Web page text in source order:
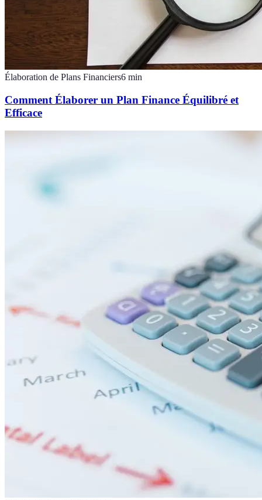
Élaboration de Plans Financiers6 min
Comment Élaborer un Plan Finance Équilibré et
Efficace